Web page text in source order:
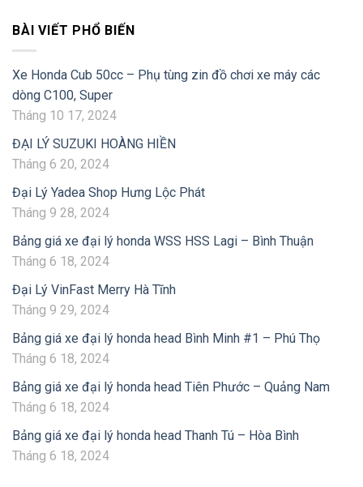
BÀI VIẾT PHỔ BIẾN
Xe Honda Cub 50cc – Phụ tùng zin đồ chơi xe máy các
dòng C100, Super
Tháng 10 17, 2024
ĐẠI LÝ SUZUKI HOÀNG HIỀN
Tháng 6 20, 2024
Đại Lý Yadea Shop Hưng Lộc Phát
Tháng 9 28, 2024
Bảng giá xe đại lý honda WSS HSS Lagi – Bình Thuận
Tháng 6 18, 2024
Đại Lý VinFast Merry Hà Tĩnh
Tháng 9 29, 2024
Bảng giá xe đại lý honda head Bình Minh #1 – Phú Thọ
Tháng 6 18, 2024
Bảng giá xe đại lý honda head Tiên Phước – Quảng Nam
Tháng 6 18, 2024
Bảng giá xe đại lý honda head Thanh Tú – Hòa Bình
Tháng 6 18, 2024